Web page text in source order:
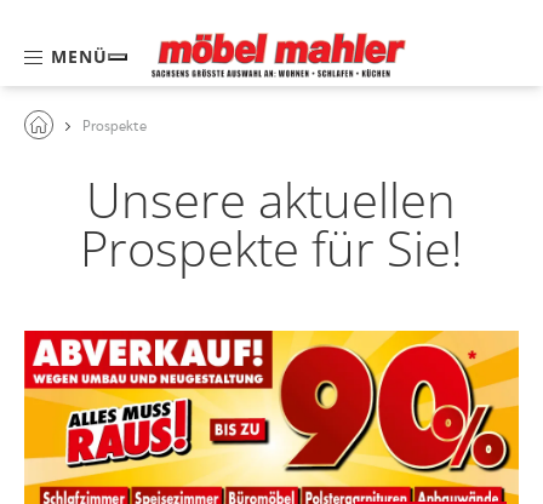
MENÜ
Prospekte
Unsere aktuellen
Prospekte für Sie!